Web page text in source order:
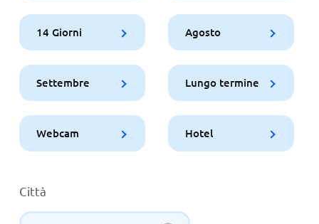
14 Giorni Agosto
Settembre Lungo termine
Webcam Hotel
Città